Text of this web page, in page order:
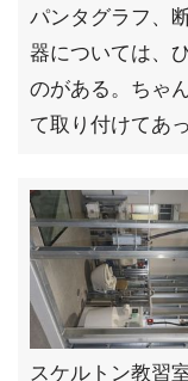
パンタグラフ、
器については、
のがある。ちゃ
て取り付けてあ
スケルトン教習